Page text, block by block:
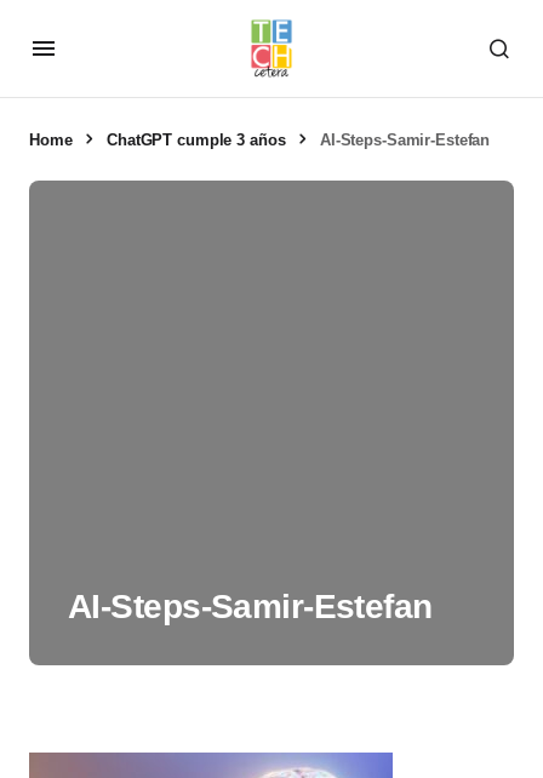
Home ChatGPT cumple 3 años AI-Steps-Samir-Estefan
AI-Steps-Samir-Estefan